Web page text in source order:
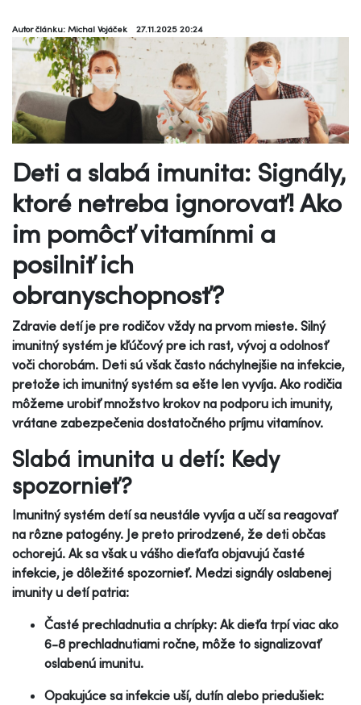
Autor článku: Michal Vojáček 27.11.2025 20:24
Deti a slabá imunita: Signály,
ktoré netreba ignorovať! Ako
im pomôcť vitamínmi a
posilniť ich
obranyschopnosť?
Zdravie detí je pre rodičov vždy na prvom mieste. Silný
imunitný systém je kľúčový pre ich rast, vývoj a odolnosť
voči chorobám. Deti sú však často náchylnejšie na infekcie,
pretože ich imunitný systém sa ešte len vyvíja. Ako rodičia
môžeme urobiť množstvo krokov na podporu ich imunity,
vrátane zabezpečenia dostatočného príjmu vitamínov.
Slabá imunita u detí: Kedy
spozornieť?
Imunitný systém detí sa neustále vyvíja a učí sa reagovať
na rôzne patogény. Je preto prirodzené, že deti občas
ochorejú. Ak sa však u vášho dieťaťa objavujú časté
infekcie, je dôležité spozornieť. Medzi signály oslabenej
imunity u detí patria:
Časté prechladnutia a chrípky: Ak dieťa trpí viac ako
6-8 prechladnutiami ročne, môže to signalizovať
oslabenú imunitu.
Opakujúce sa infekcie uší, dutín alebo priedušiek: